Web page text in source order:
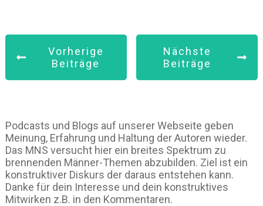
Vorherige
Beiträge
Nächste
Beiträge
Podcasts und Blogs auf unserer Webseite geben
Meinung, Erfahrung und Haltung der Autoren wieder.
Das MNS versucht hier ein breites Spektrum zu
brennenden Männer-Themen abzubilden. Ziel ist ein
konstruktiver Diskurs der daraus entstehen kann.
Danke für dein Interesse und dein konstruktives
Mitwirken z.B. in den Kommentaren.